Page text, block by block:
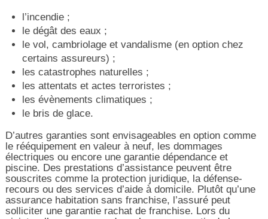
l’incendie ;
le dégât des eaux ;
le vol, cambriolage et vandalisme (en option chez
certains assureurs) ;
les catastrophes naturelles ;
les attentats et actes terroristes ;
les évènements climatiques ;
le bris de glace.
D’autres garanties sont envisageables en option comme
le rééquipement en valeur à neuf, les dommages
électriques ou encore une garantie dépendance et
piscine. Des prestations d’assistance peuvent être
souscrites comme la protection juridique, la défense-
recours ou des services d’aide à domicile. Plutôt qu’une
assurance habitation sans franchise, l’assuré peut
solliciter une garantie rachat de franchise. Lors du